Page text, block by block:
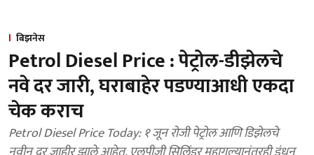
बिझनेस
Petrol Diesel Price : पेट्रोल-डीझेलचे
नवे दर जारी, घराबाहेर पडण्याआधी एकदा
चेक कराच
Petrol Diesel Price Today: १ जून रोजी पेट्रोल आणि डिझेलचे